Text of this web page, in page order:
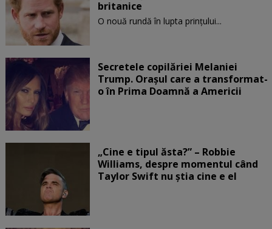
britanice
O nouă rundă în lupta prinţului...
Secretele copilăriei Melaniei
Trump. Orașul care a transformat-
o în Prima Doamnă a Americii
„Cine e tipul ăsta?” – Robbie
Williams, despre momentul când
Taylor Swift nu știa cine e el